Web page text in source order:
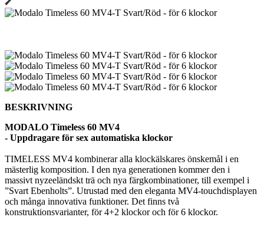
BESKRIVNING
MODALO Timeless 60 MV4
- Uppdragare för sex automatiska klockor
TIMELESS MV4 kombinerar alla klockälskares önskemål i en
mästerlig komposition. I den nya generationen kommer den i
massivt nyzeeländskt trä och nya färgkombinationer, till exempel i
”Svart Ebenholts”. Utrustad med den eleganta MV4-touchdisplayen
och många innovativa funktioner. Det finns två
konstruktionsvarianter, för 4+2 klockor och för 6 klockor.